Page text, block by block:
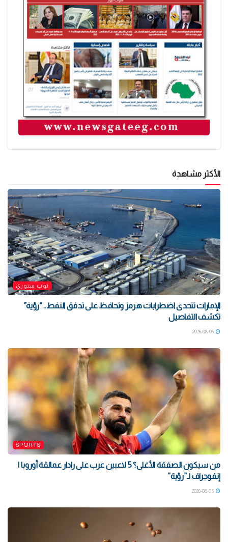
الأكثر مشاهدة
توب ستوري
الإمارات تتحدى اضطرابات هرمز وتحافظ على تدفق النفط.. “رؤية”
تكشف التفاصيل
SPORTS
من سيكون الصفقة الأغلى؟ 5 لاعبين عرب على رادار عمالقة أوروبا |
إنفوجراف لـ”رؤية”